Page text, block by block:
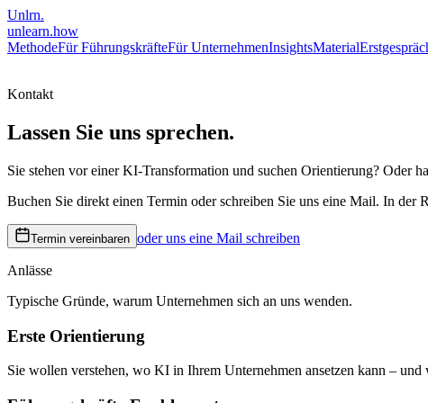
Unlrn.
unlearn.how
MethodeFür FührungskräfteFür UnternehmenInsightsMaterial
Kontakt
Lassen Sie uns sprechen.
Sie stehen vor einer KI-Transformation und suchen Orientierung? Oder
Buchen Sie direkt einen Termin oder schreiben Sie uns eine Mail. In der
Termin vereinbaren oder uns eine Mail schreiben
Anlässe
Typische Gründe, warum Unternehmen sich an uns wenden.
Erste Orientierung
Sie wollen verstehen, wo KI in Ihrem Unternehmen ansetzen kann –